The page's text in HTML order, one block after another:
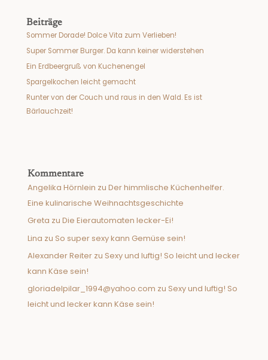
Beiträge
Sommer Dorade! Dolce Vita zum Verlieben!
Super Sommer Burger. Da kann keiner widerstehen
Ein Erdbeergruß von Kuchenengel
Spargelkochen leicht gemacht
Runter von der Couch und raus in den Wald. Es ist
Bärlauchzeit!
Kommentare
Angelika Hörnlein zu Der himmlische Küchenhelfer.
Eine kulinarische Weihnachtsgeschichte
Greta zu Die Eierautomaten lecker-Ei!
Lina zu So super sexy kann Gemüse sein!
Alexander Reiter zu Sexy und luftig! So leicht und lecker
kann Käse sein!
gloriadelpilar_1994@yahoo.com zu Sexy und luftig! So
leicht und lecker kann Käse sein!